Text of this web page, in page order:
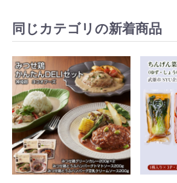
お買い物を続ける カー
同じカテゴリの新着商品